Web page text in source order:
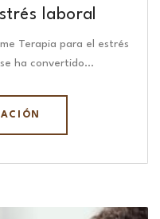
laboral
Terapia para el estrés
se ha convertido…